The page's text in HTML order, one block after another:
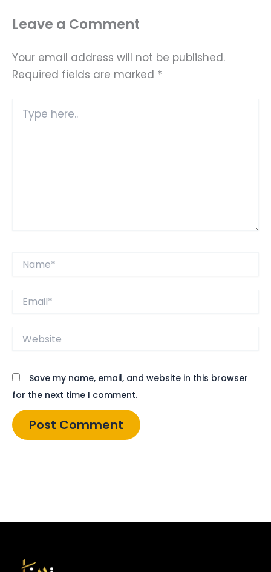
Leave a Comment
Your email address will not be published.
Required fields are marked *
here..
Website
Save my name, email, and website in this browser
for the next time I comment.